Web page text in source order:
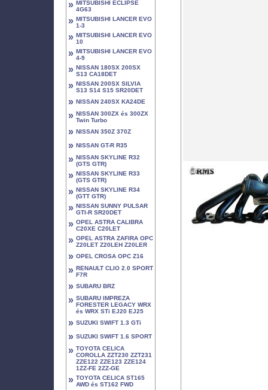
» MITSUBISHI ECLIPSE
4G63
» MITSUBISHI LANCER EVO
1-3
» MITSUBISHI LANCER EVO
10
» MITSUBISHI LANCER EVO
4-9
» NISSAN 180SX 200SX
S13 CA18DET
» NISSAN 200SX SILVIA
S13 S14 S15 SR20DET
» NISSAN 240SX KA24DE
» NISSAN 300ZX és 300ZX
Twin Turbo
» NISSAN 350Z 370Z
» NISSAN GT-R R35
» NISSAN SKYLINE R32
(GTS GTR)
» NISSAN SKYLINE R33
(GTS GTR)
» NISSAN SKYLINE R34
(GTT GTR)
» NISSAN SUNNY PULSAR
GTI-R SR20DET
» OPEL ASTRA CALIBRA
C20XE C20LET
» OPEL ASTRA ZAFIRA OPC
Z20LET Z20LEH Z20LER
» OPEL CROSA OPC Z16
» RENAULT CLIO 2.0 SPORT
F7R
» SUBARU BRZ
» SUBARU IMPREZA
FORESTER LEGACY WRX
és WRX STi EJ20 EJ25
» SUZUKI SWIFT 1.3 GTi
» SUZUKI SWIFT 1.6 SPORT
» TOYOTA CELICA
COROLLA ZZT230 ZZT231
ZZE122 ZZE123 ZZE124
1ZZ-FE 2ZZ-GE
» TOYOTA CELICA ST165
AWD és ST162 FWD